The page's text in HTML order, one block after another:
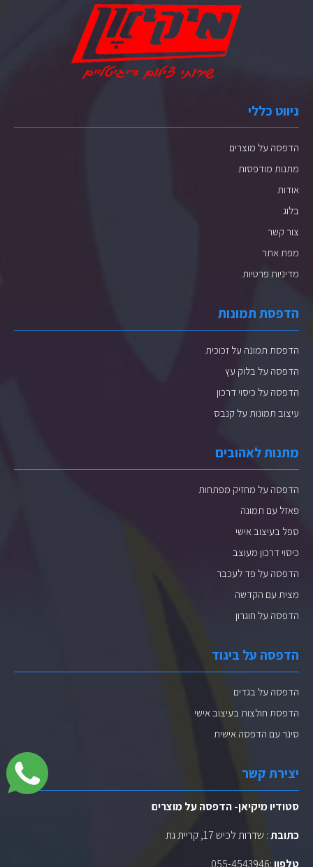
ניווט כללי
הדפסה על מוצרים
מתנות מודפסות
אודות
בלוג
צור קשר
מפת אתר
מדיניות פרטיות
הדפסת תמונות
הדפסת תמונה על זכוכית
הדפסה על בלוק עץ
הדפסה על כיסוי דרכון
עיצוב תמונות על קנבס
מתנות לאהובים
הדפסה על מחזיק מפתחות
פאזל עם תמונה
ספל בעיצוב אישי
כיסוי דרכון מעוצב
הדפסה על פד לעכבר
מצית עם הקדשה
הדפסה על חוגרון
הדפסה על ביגוד
הדפסה על בגדים
הדפסת חולצות בעיצוב אישי
סינר עם הדפסה אישית
יצירת קשר
סטודיו מיקיאן- הדפסה על מוצרים
כתובת: שדרות לכיש 17, קריית גת
טלפון:
055-4543946